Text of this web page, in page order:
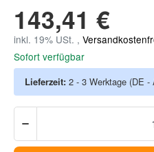
143,41 €
inkl. 19% USt. ,
Sofort verfügbar
Lieferzeit: 2 - 3 Werktage (DE -